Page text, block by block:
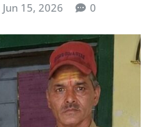
Jun 15, 2026 0